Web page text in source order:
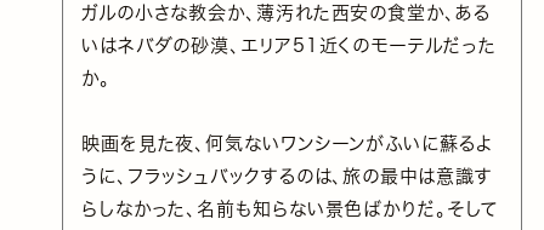
ガルの小さな教会か、薄汚れた西安の食堂か、ある
いはネバダの砂漠、エリア51近くのモーテルだった
か。
映画を見た夜、何気ないワンシーンがふいに蘇るよ
うに、フラッシュバックするのは、旅の最中は意識す
らしなかった、名前も知らない景色ばかりだ。そして